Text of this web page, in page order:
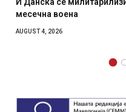
И Данска се
месечна воена
AUGUST 4, 2026